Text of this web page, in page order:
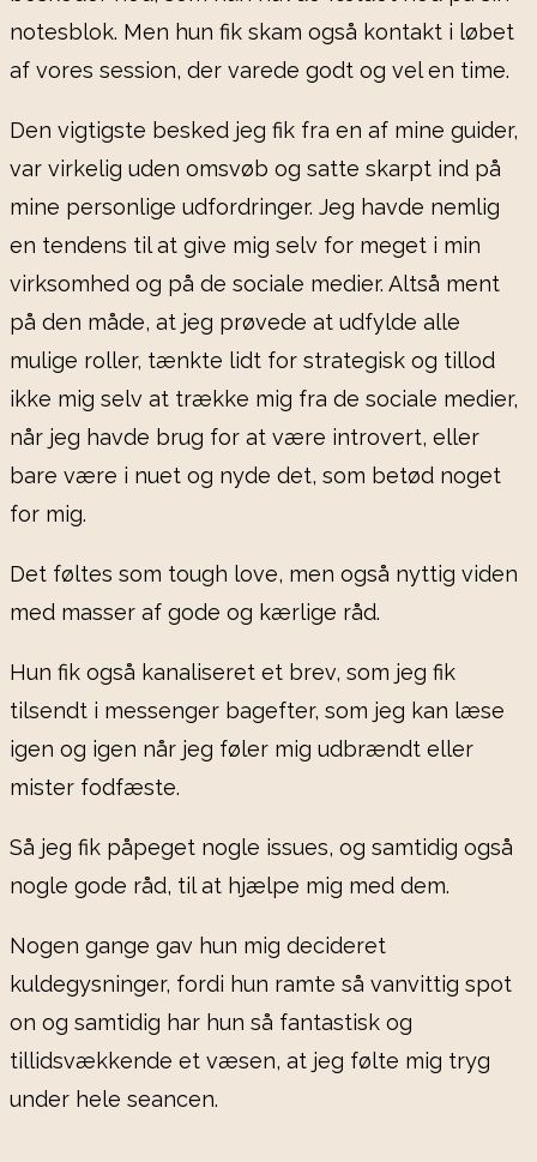
notesblok. Men hun fik skam også kontakt i løbet
af vores session, der varede godt og vel en time.
Den vigtigste besked jeg fik fra en af mine guider,
var virkelig uden omsvøb og satte skarpt ind på
mine personlige udfordringer. Jeg havde nemlig
en tendens til at give mig selv for meget i min
virksomhed og på de sociale medier. Altså ment
på den måde, at jeg prøvede at udfylde alle
mulige roller, tænkte lidt for strategisk og tillod
ikke mig selv at trække mig fra de sociale medier,
når jeg havde brug for at være introvert, eller
bare være i nuet og nyde det, som betød noget
for mig.
Det føltes som tough love, men også nyttig viden
med masser af gode og kærlige råd.
Hun fik også kanaliseret et brev, som jeg fik
tilsendt i messenger bagefter, som jeg kan læse
igen og igen når jeg føler mig udbrændt eller
mister fodfæste.
Så jeg fik påpeget nogle issues, og samtidig også
nogle gode råd, til at hjælpe mig med dem.
Nogen gange gav hun mig decideret
kuldegysninger, fordi hun ramte så vanvittig spot
on og samtidig har hun så fantastisk og
tillidsvækkende et væsen, at jeg følte mig tryg
under hele seancen.